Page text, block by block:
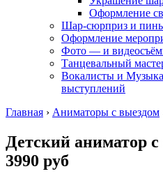
Оформление
Шар-сюрприз и
Оформление
Фото — и
Танцевальный
Вокалисты и
выступлений
Главная › Аниматоры с выездом
Детский аниматор
3990 руб